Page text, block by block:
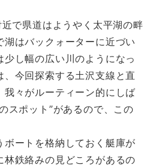
で県道はようやく太平湖の畔
はバックォーターに近づい
し幅の広い川のようになっ
今回探索する土沢支線と直
々がルーティーン的にしば
スポット”があるので、この
ートを格納しておく艇庫が
林鉄絡みの見どころがあるの